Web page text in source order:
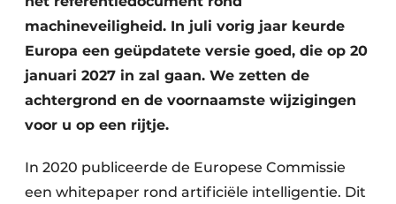
machineveiligheid. In juli vorig jaar keurde
Europa een geüpdatete versie goed, die op 20
januari 2027 in zal gaan. We zetten de
achtergrond en de voornaamste wijzigingen
voor u op een rijtje.
In 2020 publiceerde de Europese Commissie
een whitepaper rond artificiële intelligentie. Dit